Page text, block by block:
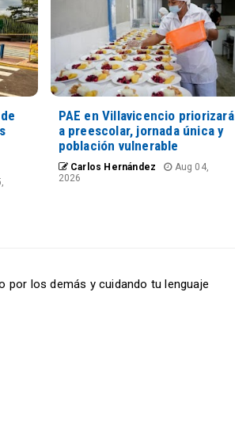
PAE en Villavicencio priorizará
a preescolar, jornada única y
población vulnerable
Carlos Hernández
Aug 04,
2026
los demás y cuidando tu lenguaje